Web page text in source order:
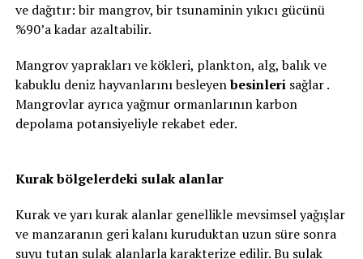
ve dağıtır: bir mangrov, bir tsunaminin yıkıcı gücünü
%90’a kadar azaltabilir.
Mangrov yaprakları ve kökleri, plankton, alg, balık ve
kabuklu deniz hayvanlarını besleyenbesinlerisağlar .
Mangrovlar ayrıca yağmur ormanlarının karbon
depolama potansiyeliyle rekabet eder.
Kurak bölgelerdeki sulak alanlar
Kurak ve yarı kurak alanlar genellikle mevsimsel yağışlar
ve manzaranın geri kalanı kuruduktan uzun süre sonra
suyu tutan sulak alanlarla karakterize edilir. Bu sulak